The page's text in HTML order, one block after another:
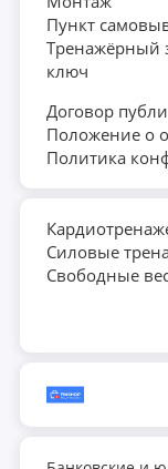
Пункт
Тренажёрный
ключ
Договор
Положение о
Политика
Силовые
Свободные